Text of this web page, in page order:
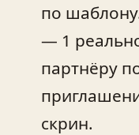
по
— 1
партнёру
скрин.